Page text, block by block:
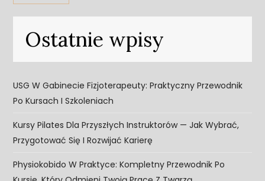
Ostatnie wpisy
USG W Gabinecie Fizjoterapeuty: Praktyczny Przewodnik
Po Kursach I Szkoleniach
Kursy Pilates Dla Przyszłych Instruktorów — Jak Wybrać,
Przygotować Się I Rozwijać Karierę
Physiokobido W Praktyce: Kompletny Przewodnik Po